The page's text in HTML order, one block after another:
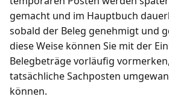
gemacht und im Hauptbuch
sobald der Beleg genehmigt und
diese Weise können Sie mit der
Belegbeträge vorläufig
tatsächliche Sachposten
können.